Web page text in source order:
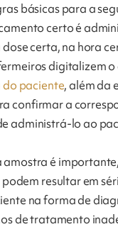
básicas para a
certo é
certa, na hora
digitalizem
do paciente, além da
confirmar a
administrá-lo ao
é
resultar em
na forma de
de tratamento